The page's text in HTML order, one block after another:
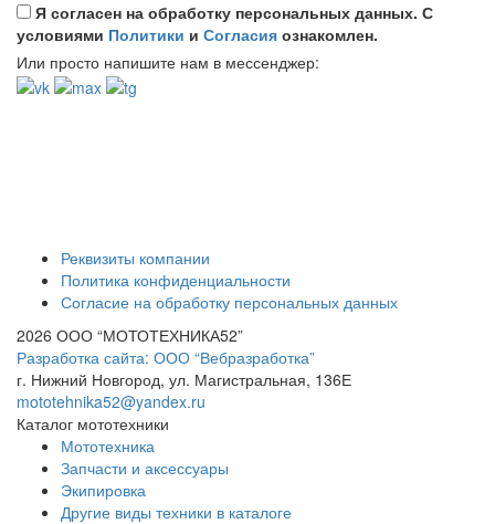
Я согласен на обработку персональных данных. С
условиями Политики и Согласия ознакомлен.
Или просто напишите нам в мессенджер:
Реквизиты компании
Политика конфиденциальности
Согласие на обработку персональных данных
2026 ООО “МОТОТЕХНИКА52”
Разработка сайта: ООО “Вебразработка”
г. Нижний Новгород, ул. Магистральная, 136Е
mototehnika52@yandex.ru
Каталог мототехники
Мототехника
Запчасти и аксессуары
Экипировка
Другие виды техники в каталоге